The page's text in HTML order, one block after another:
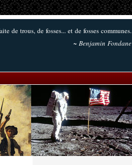
de trous, de fosses... et de fosses communes.
~ Benjamin Fondane